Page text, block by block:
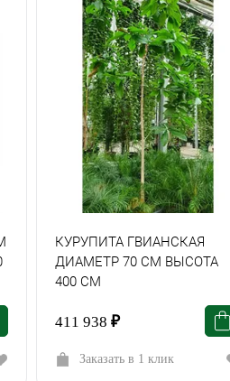
КУРУПИТА ГВИАНСКАЯ
ДИАМЕТР 70 СМ ВЫСОТА
400 СМ
411 938 ₽
Заказать в 1 клик